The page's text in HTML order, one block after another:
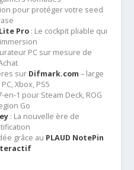
pour protéger votre seed
Pro: Le cockpit pliable qui
PC sur mesure de
sur Difmark.com – large
Xbox, PS5
en-1 pour Steam Deck, ROG
Go
: La nouvelle ère de
grâce au PLAUD NotePin